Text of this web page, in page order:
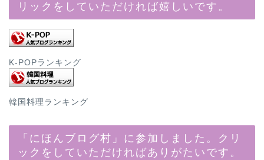
リックをしていただければ嬉しいです。
K-POPランキング
韓国料理ランキング
「にほんブログ村」に参加しました。クリ
ックをしていただければありがたいです。